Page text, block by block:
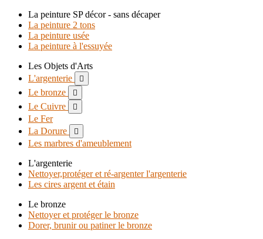
La peinture SP décor - sans décaper
La peinture 2 tons
La peinture usée
La peinture à l'essuyée
Les Objets d'Arts
L'argenterie

Le bronze 
Le Cuivre 
Le Fer
La Dorure

Les marbres d'ameublement
L'argenterie
Nettoyer,protéger et ré-argenter l'argenterie
Les cires argent et étain
Le bronze
Nettoyer et protéger le bronze
Dorer, brunir ou patiner le bronze